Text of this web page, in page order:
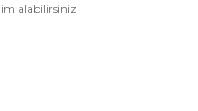
alabilirsiniz